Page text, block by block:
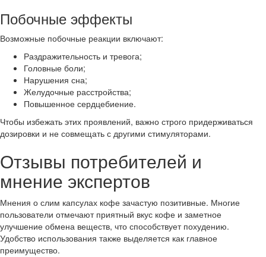
Побочные эффекты
Возможные побочные реакции включают:
Раздражительность и тревога;
Головные боли;
Нарушения сна;
Желудочные расстройства;
Повышенное сердцебиение.
Чтобы избежать этих проявлений, важно строго придерживаться
дозировки и не совмещать с другими стимуляторами.
Отзывы потребителей и
мнение экспертов
Мнения о слим капсулах кофе зачастую позитивные. Многие
пользователи отмечают приятный вкус кофе и заметное
улучшение обмена веществ, что способствует похудению.
Удобство использования также выделяется как главное
преимущество.